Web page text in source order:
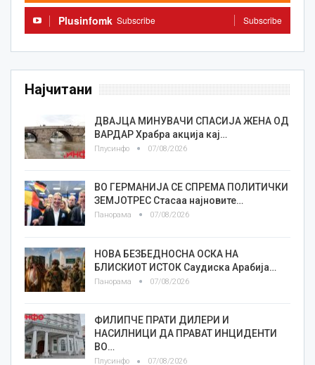
Plusinfomk Subscribe Subscribe
Најчитани
ДВАЈЦА МИНУВАЧИ СПАСИЈА ЖЕНА ОД
ВАРДАР Храбра акција кај…
Плусинфо 07/08/2026
ВО ГЕРМАНИЈА СЕ СПРЕМА ПОЛИТИЧКИ
ЗЕМЈОТРЕС Стасаа најновите…
Панорама 07/08/2026
НОВА БЕЗБЕДНОСНА ОСКА НА
БЛИСКИОТ ИСТОК Саудиска Арабија…
Панорама 07/08/2026
ФИЛИПЧЕ ПРАТИ ДИЛЕРИ И
НАСИЛНИЦИ ДА ПРАВАТ ИНЦИДЕНТИ
ВО…
Плусинфо 07/08/2026